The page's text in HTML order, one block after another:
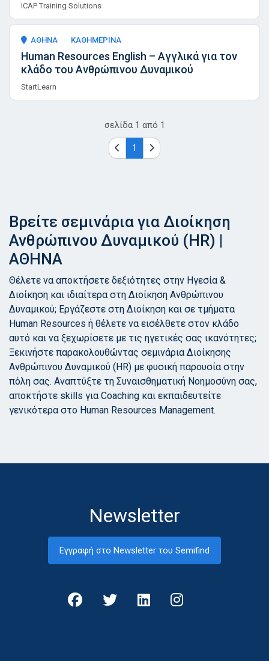
ICAP Training Solutions
ΑΘΗΝΑ ΚΑΘΗΜΕΡΙΝΑ
Human Resources English – Αγγλικά για τον
κλάδο του Ανθρώπινου Δυναμικού
StartLearn
σελίδα 1 από 1
1
Βρείτε σεμινάρια για Διοίκηση
Ανθρώπινου Δυναμικού (HR) |
ΑΘΗΝΑ
Θέλετε να αποκτήσετε δεξιότητες στην Ηγεσία &
Διοίκηση και ιδιαίτερα στη Διοίκηση Ανθρώπινου
Δυναμικού; Εργάζεστε στη Διοίκηση και σε τμήματα
Human Resources ή θέλετε να εισέλθετε στον κλάδο
αυτό και να ξεχωρίσετε με τις ηγετικές σας ικανότητες;
Ξεκινήστε παρακολουθώντας σεμινάρια Διοίκησης
Ανθρώπινου Δυναμικού (HR) με φυσική παρουσία στην
πόλη σας. Αναπτύξτε τη Συναισθηματική Νοημοσύνη σας,
αποκτήστε skills για Coaching και εκπαιδευτείτε
γενικότερα στο Human Resources Management.
Newsletter
Εγγραφή στο Newsletter του Semifind